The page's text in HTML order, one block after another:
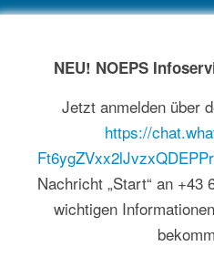
NEWSARCHIV
NEU! NOEPS
Jetzt anmelden über
https://
Nachricht „Start“ an +43
wichtigen